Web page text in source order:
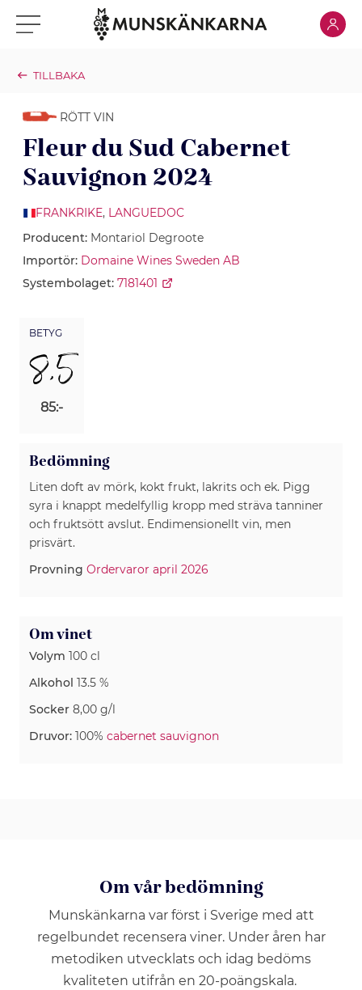
Klicka för meny Klicka
TILLBAKA
RÖTT VIN
Fleur du Sud Cabernet
Sauvignon 2024
FRANKRIKE, LANGUEDOC
Producent: Montariol Degroote
Importör: Domaine Wines Sweden AB
Systembolaget: 7181401
BETYG
8,5
85:-
Bedömning
Liten doft av mörk, kokt frukt, lakrits och ek. Pigg
syra i knappt medelfyllig kropp med sträva tanniner
och fruktsött avslut. Endimensionellt vin, men
prisvärt.
Provning Ordervaror april 2026
Om vinet
Volym 100 cl
Alkohol 13.5 %
Socker 8,00 g/l
Druvor: 100% cabernet sauvignon
Om vår bedömning
Munskänkarna var först i Sverige med att
regelbundet recensera viner. Under åren har
metodiken utvecklats och idag bedöms
kvaliteten utifrån en 20-poängskala.